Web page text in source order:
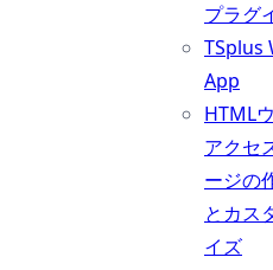
プラグ
TSplus
App
HTML
アクセ
ージの
とカス
イズ